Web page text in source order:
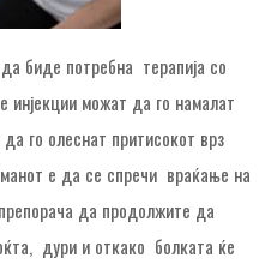
биде потребна терапија со
инјекции можат да го намалат
го олеснат притисокот врз
е да се спречи враќање на
да продолжите да
дури и откако болката ќе